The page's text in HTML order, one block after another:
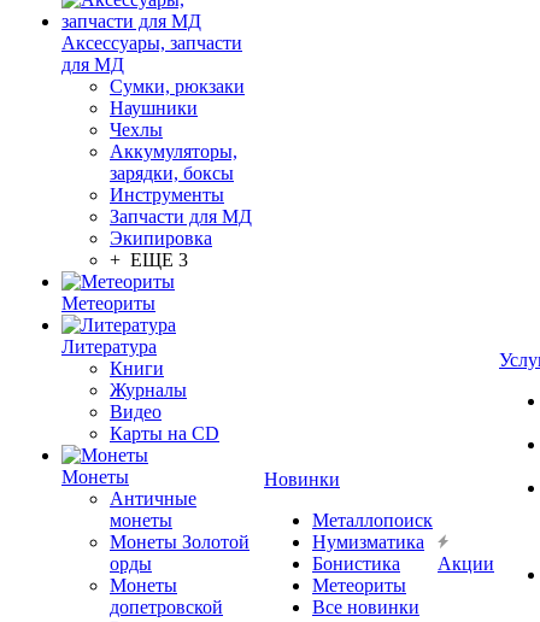
Аксессуары, запчасти
для МД
Сумки, рюкзаки
Наушники
Чехлы
Аккумуляторы,
зарядки, боксы
Инструменты
Запчасти для МД
Экипировка
+ ЕЩЕ 3
Метеориты
Литература
Книги
Журналы
Видео
Карты на CD
Монеты
Античные
монеты
Монеты Золотой
орды
Монеты
допетровской
Новинки
Металлопоиск
Нумизматика
Бонистика
Метеориты
Все новинки
Акции